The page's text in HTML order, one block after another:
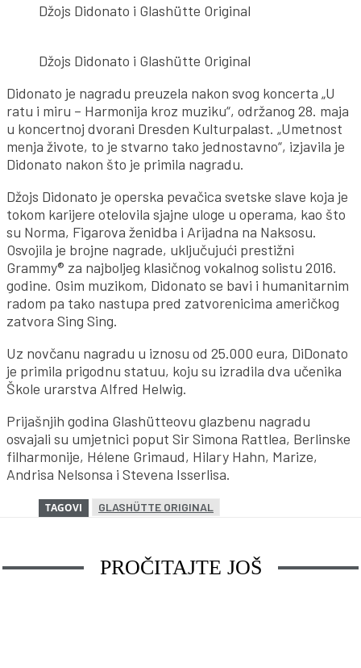
Džojs Didonato i Glashütte Original
Džojs Didonato i Glashütte Original
Didonato je nagradu preuzela nakon svog koncerta „U
ratu i miru – Harmonija kroz muziku“, održanog 28. maja
u koncertnoj dvorani Dresden Kulturpalast. „Umetnost
menja živote, to je stvarno tako jednostavno“, izjavila je
Didonato nakon što je primila nagradu.
Džojs Didonato je operska pevačica svetske slave koja je
tokom karijere otelovila sjajne uloge u operama, kao što
su Norma, Figarova ženidba i Arijadna na Naksosu.
Osvojila je brojne nagrade, uključujući prestižni
Grammy® za najboljeg klasičnog vokalnog solistu 2016.
godine. Osim muzikom, Didonato se bavi i humanitarnim
radom pa tako nastupa pred zatvorenicima američkog
zatvora Sing Sing.
Uz novčanu nagradu u iznosu od 25.000 eura, DiDonato
je primila prigodnu statuu, koju su izradila dva učenika
Škole urarstva Alfred Helwig.
Prijašnjih godina Glashütteovu glazbenu nagradu
osvajali su umjetnici poput Sir Simona Rattlea, Berlinske
filharmonije, Hélene Grimaud, Hilary Hahn, Marize,
Andrisa Nelsonsa i Stevena Isserlisa.
TAGOVI GLASHÜTTE ORIGINAL
PROČITAJTE JOŠ